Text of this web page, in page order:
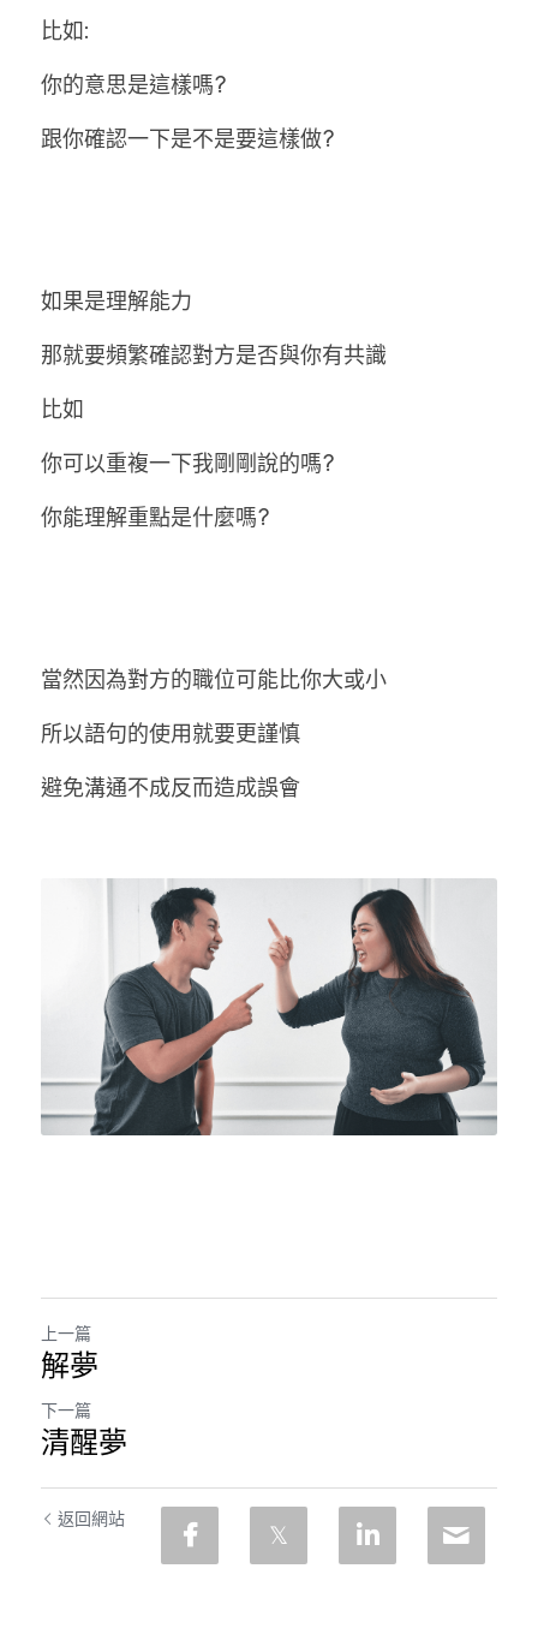
比如:
你的意思是這樣嗎?
跟你確認一下是不是要這樣做?
如果是理解能力
那就要頻繁確認對方是否與你有共識
比如
你可以重複一下我剛剛說的嗎?
你能理解重點是什麼嗎?
當然因為對方的職位可能比你大或小
所以語句的使用就要更謹慎
避免溝通不成反而造成誤會
上一篇
解夢
下一篇
清醒夢
返回網站